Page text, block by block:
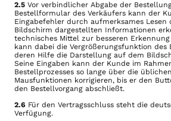
2.5 Vor verbindlicher Abgabe der
Bestellformular des Verkäufers kann der
Eingabefehler durch aufmerksames Lesen
Bildschirm dargestellten Informationen
technisches Mittel zur besseren
kann dabei die Vergrößerungsfunktion des
deren Hilfe die Darstellung auf dem
Seine Eingaben kann der Kunde im
Bestellprozesses so lange über die
Mausfunktionen korrigieren, bis er den
den Bestellvorgang abschließt.
2.6 Für den Vertragsschluss steht die
Verfügung.